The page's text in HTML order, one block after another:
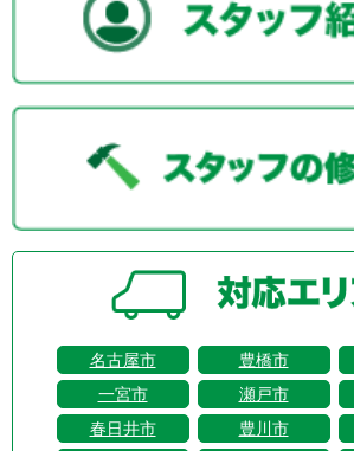
名古屋市 豊橋市
一宮市
瀬戸市
春日井市
豊川市